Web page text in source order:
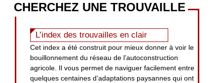
CHERCHEZ UNE TROUVAILLE
L’index des trouvailles en clair
Cet index a été construit pour mieux donner à voir le
bouillonnement du réseau de l’autoconstruction
agricole. Il vous permet de naviguer facilement entre
quelques centaines d’adaptations paysannes qui ont